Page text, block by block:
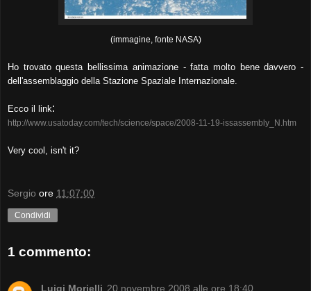
(immagine, fonte NASA)
Ho trovato questa bellissima animazione - fatta molto bene davvero -
dell'assemblaggio della Stazione Spaziale Internazionale.
Ecco il link:
http://www.usatoday.com/tech/science/space/2008-11-19-issassembly_N.htm
Very cool, isn't it?
Sergio ore 11:07:00
Condividi
1 commento:
Luigi Morielli 20 novembre 2008 alle ore 18:40